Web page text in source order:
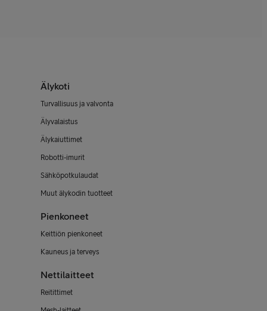
Älykoti
Turvallisuus ja valvonta
Älyvalaistus
Älykaiuttimet
Robotti-imurit
Sähköpotkulaudat
Muut älykodin tuotteet
Pienkoneet
Keittiön pienkoneet
Kauneus ja terveys
Nettilaitteet
Reitittimet